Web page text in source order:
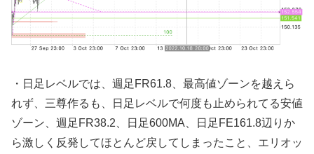
・日足レベルでは、週足FR61.8、最高値ゾーンを越えら
れず、三尊作るも、日足レベルで何度も止められてる安値
ゾーン、週足FR38.2、日足600MA、日足FE161.8辺りか
ら激しく反発してほとんど戻してしまったこと、エリオッ